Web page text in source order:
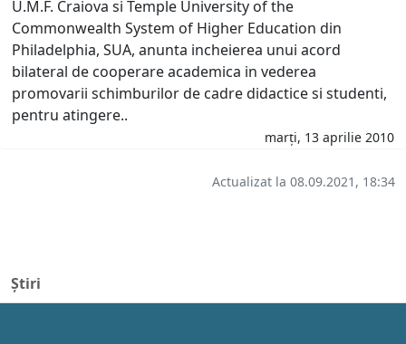
Știri
U.M.F. Craiova si Temple University of the
Commonwealth System of Higher Education din
Philadelphia, SUA, anunta incheierea unui acord
bilateral de cooperare academica in vederea
promovarii schimburilor de cadre didactice si studenti,
pentru atingere..
marți, 13 aprilie 2010
Actualizat la 08.09.2021, 18:34